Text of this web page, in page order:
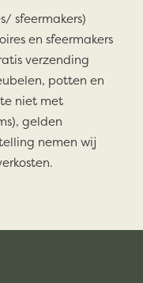
sfeermakers)
en sfeermakers
verzending
potten en
niet met
gelden
nemen wij